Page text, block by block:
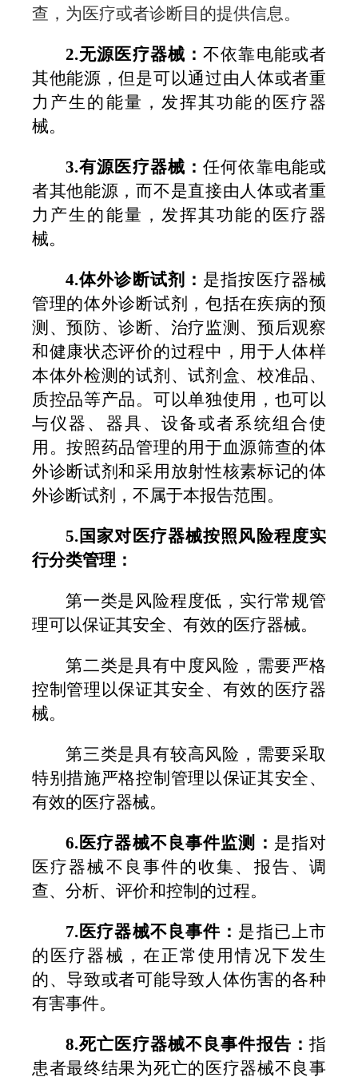
查，为医疗或者诊断目的提供信息。
2.无源医疗器械：不依靠电能或者
其他能源，但是可以通过由人体或者重
力产生的能量，发挥其功能的医疗器
械。
3.有源医疗器械：任何依靠电能或
者其他能源，而不是直接由人体或者重
力产生的能量，发挥其功能的医疗器
械。
4.体外诊断试剂： 是指按医疗器械
管理的体外诊断试剂，包括在疾病的预
测、预防、诊断、治疗监测、预后观察
和健康状态评价的过程中，用于人体样
本体外检测的试剂、试剂盒、校准品、
质控品等产品。可以单独使用，也可以
与仪器、器具、设备或者系统组合使
用 。按照药品管理的用于血源筛查的体
外诊断试剂和采用放射性核素标记的体
外诊断试剂，不属于本报告范围。
5. 国家对医疗器械按照风险程度实
行分类管理：
第一类是风险程度低，实行常规管
理可以保证其安全、有效的医疗器械。
第二类是具有中度风险，需要严格
控制管理以保证其安全、有效的医疗器
械。
第三类是具有较高风险，需要采取
特别措施严格控制管理以保证其安全、
有效的医疗器械。
6.医疗器械不良事件监测： 是指对
医疗器械不良事件的收集、报告、调
查、分析、评价和控制的过程。
7.医疗器械不良事件： 是指已上市
的医疗器械，在正常使用情况下发生
的、导致或者可能导致人体伤害的各种
有害事件。
8.死亡医疗器械不良事件报告： 指
患者最终结果为死亡的医疗器械不良事